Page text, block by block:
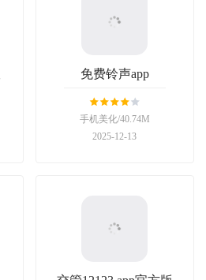
免费铃声app
手机美化/40.74M
2025-12-13